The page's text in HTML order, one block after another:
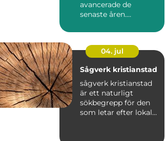
avancerade de
senaste åren.
skarpa ...
04. jul
Sågverk kristianstad
sågverk kristianstad
är ett naturligt
sökbegrepp för den
som letar efter lokalt